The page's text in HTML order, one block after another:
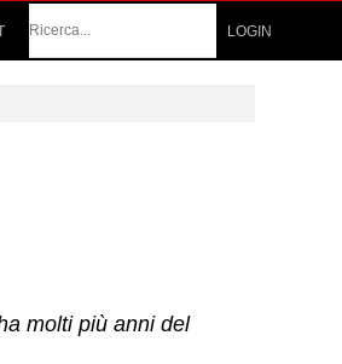
LOGIN
molti più anni del